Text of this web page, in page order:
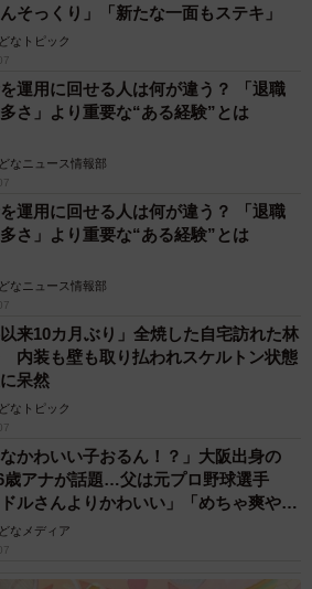
そっくり」「新たな一面もステキ」
なトピック
運用に回せる人は何が違う？ 「退職
さ」より重要な“ある経験”とは
なニュース情報部
運用に回せる人は何が違う？ 「退職
さ」より重要な“ある経験”とは
なニュース情報部
以来10カ月ぶり」全焼した自宅訪れた林
内装も壁も取り払われスケルトン状態
呆然
なトピック
なかわいい子おるん！？」大阪出身の
歳アナが話題…父は元プロ野球選手
ドルさんよりかわいい」「めちゃ爽や
なメディア